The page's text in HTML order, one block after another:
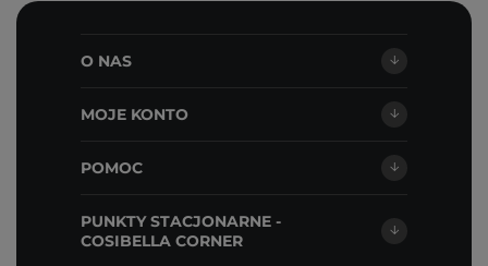
O NAS
MOJE KONTO
POMOC
PUNKTY STACJONARNE -
COSIBELLA CORNER